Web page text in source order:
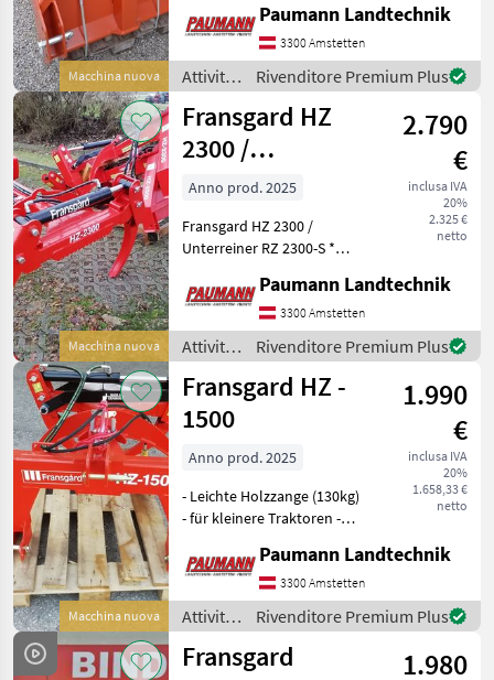
Macchina nuova
Lastarm schwenkbar 120
Grad * Lastarm mechanisch
teleskopierbar (500mm) *
Öffnungsweite der Zange:
1700
Paumann Landtechnik
3300 Amstetten
Attività
forestali
e
lavorazione
del
legno /
Rivenditore Premium Plus
Macchina nuova
Fransgard HZ
2300 /
Unterreiner RZ
2300-S
2.790
€
inclusa IVA
20%
2.325 €
netto
Anno prod. 2025
Fransgard HZ 2300 /
Unterreiner RZ 2300-S *
schwenkbar *
Öffnungsweite max. 2.300
mm, min. 150 mm *6.000 kg
Schließkraft bei 180 bar, M
Paumann Landtechnik
3300 Amstetten
Attività
forestali
e
lavorazione
del
legno /
Rivenditore Premium Plus
Macchina nuova
Fransgard HZ -
1500
1.990
€
inclusa IVA
20%
1.658,33 €
netto
Anno prod. 2025
- Leichte Holzzange (130kg)
- für kleinere Traktoren -
Öffnen Doppelwirkend -
Mechanische Schwenkung -
Schwenkbereich 45 Grad
Links und Rech
Paumann Landtechnik
3300 Amstetten
Attività
forestali
e
Rivenditore Premium Plus
Fransgard
1.980